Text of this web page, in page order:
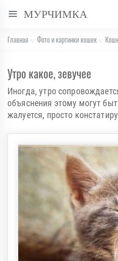
МУРЧИМКА
Главная Фото и картинки кошек
Утро какое, зевучее
Иногда, утро
объяснения этому могут
жалуется, просто